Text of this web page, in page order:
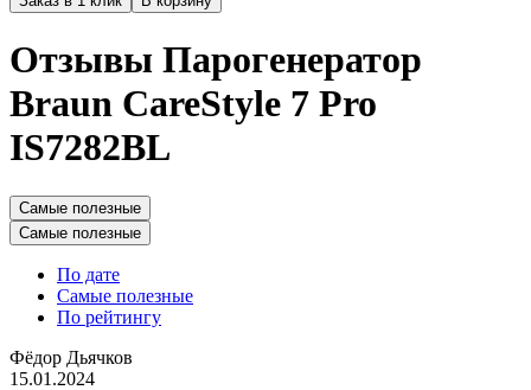
Отзывы Парогенератор
Braun CareStyle 7 Pro
IS7282BL
Самые полезные
Самые полезные
По дате
Самые полезные
По рейтингу
Фёдор Дьячков
15.01.2024